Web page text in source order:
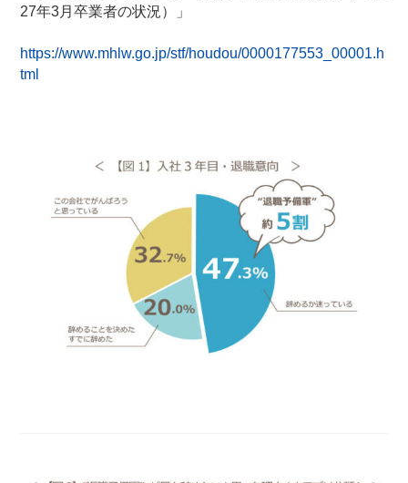
27年3月卒業者の状況）」
https://www.mhlw.go.jp/stf/houdou/0000177553_00001.h
tml